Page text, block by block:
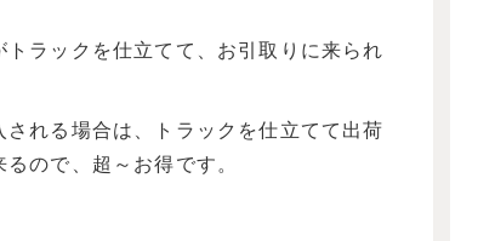
ラックを仕立てて、お引取りに来られ
れる場合は、トラックを仕立てて出荷
ので、超～お得です。